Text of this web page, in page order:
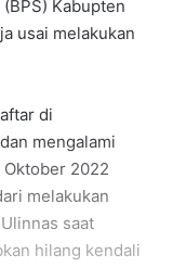
Kabupten
usai melakukan
di
mengalami
Oktober 2022
melakukan
saat
hilang kendali